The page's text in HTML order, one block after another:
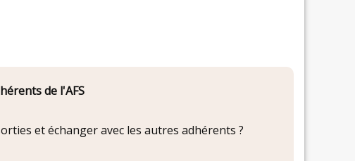
de l'AFS
et échanger avec les autres adhérents ?